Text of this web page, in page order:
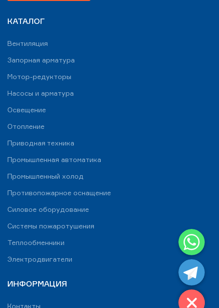
КАТАЛОГ
Вентиляция
Запорная арматура
Мотор-редукторы
Насосы и арматура
Освещение
Отопление
Приводная техника
Промышленная автоматика
Промышленный холод
Противопожарное оснащение
Силовое оборудование
Системы пожаротушения
Теплообменники
Электродвигатели
ИНФОРМАЦИЯ
Контакты
WhatsApp
Telegram